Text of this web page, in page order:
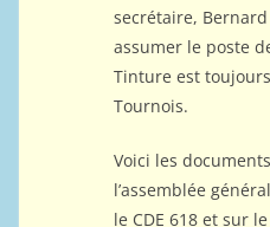
secrétaire,
assumer le poste
Tinture est
Tournois.
Voici les
l’assemblée
le CDE 618 et sur